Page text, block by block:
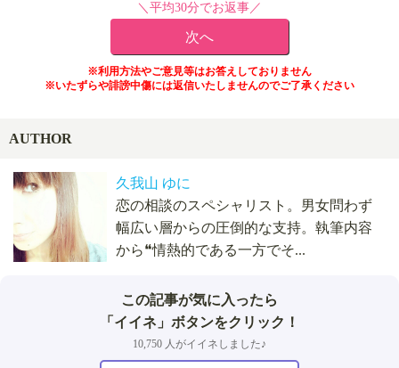
＼平均30分でお返事／
※利用方法やご意見等はお答えしておりません
※いたずらや誹謗中傷には返信いたしませんのでご了承ください
AUTHOR
久我山 ゆに
恋の相談のスペシャリスト。男女問わず
幅広い層からの圧倒的な支持。執筆内容
から❝情熱的である一方でそ...
この記事が気に入ったら
「イイネ」ボタンをクリック！
10,750 人がイイネしました♪